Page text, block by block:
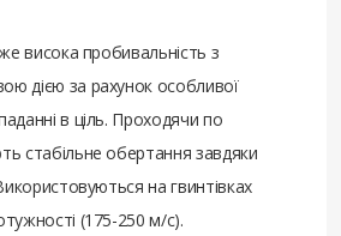
висока пробивальність з
дією за рахунок особливої
в ціль. Проходячи по
стабільне обертання завдяки
на гвинтівках
(175-250 м/с).